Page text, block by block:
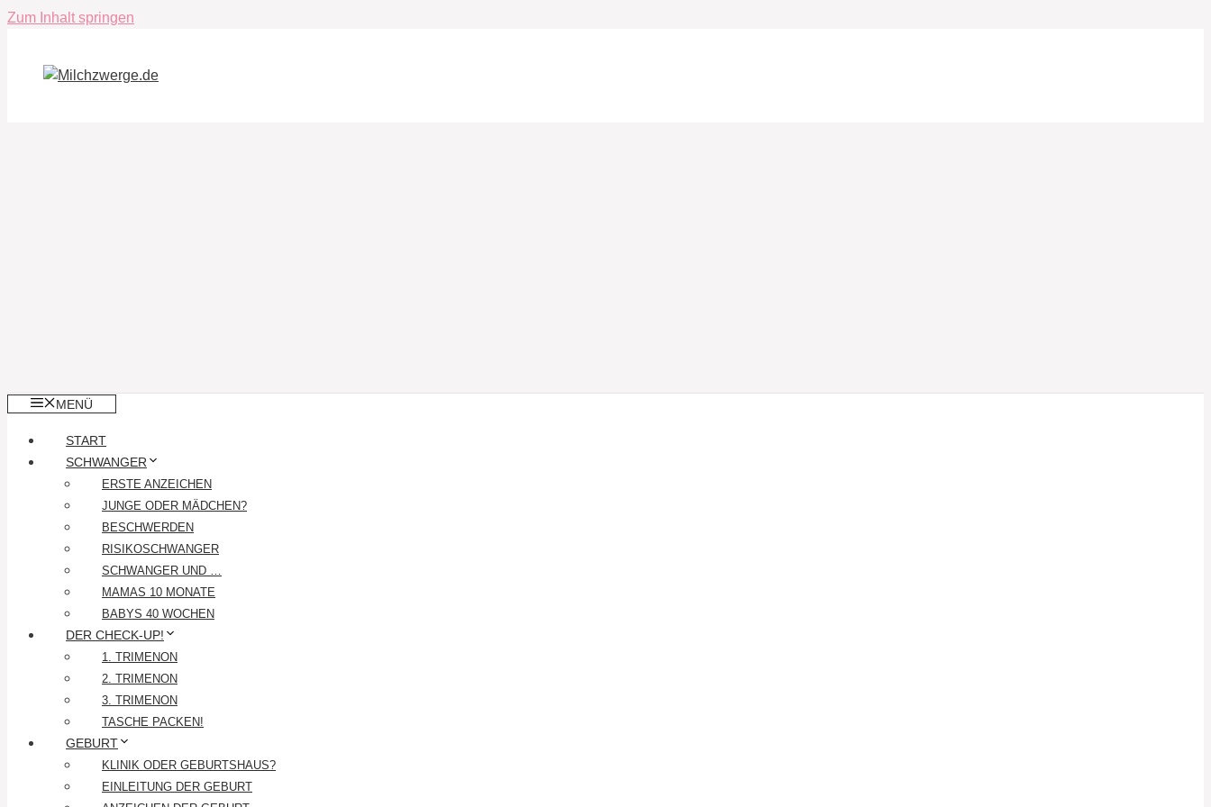
Zum Inhalt springen
MENÜ
START
SCHWANGER
ERSTE ANZEICHEN
JUNGE ODER MÄDCHEN?
BESCHWERDEN
RISIKOSCHWANGER
SCHWANGER UND …
MAMAS 10 MONATE
BABYS 40 WOCHEN
DER CHECK-UP!
1. TRIMENON
2. TRIMENON
3. TRIMENON
TASCHE PACKEN!
GEBURT
KLINIK ODER GEBURTSHAUS?
EINLEITUNG DER GEBURT